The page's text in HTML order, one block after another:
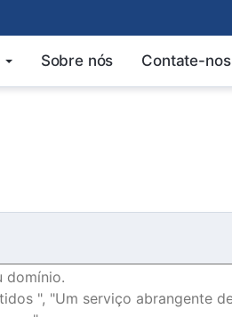
Sobre nós Contate-nos